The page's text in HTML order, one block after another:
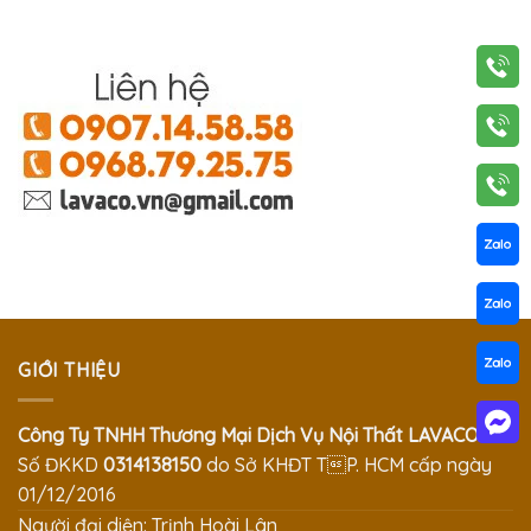
GIỚI THIỆU
Công Ty TNHH Thương Mại Dịch Vụ Nội Thất LAVACO
Số ĐKKD 0314138150 do Sở KHĐT TP. HCM cấp ngày
01/12/2016
Người đại diện: Trịnh Hoài Lân